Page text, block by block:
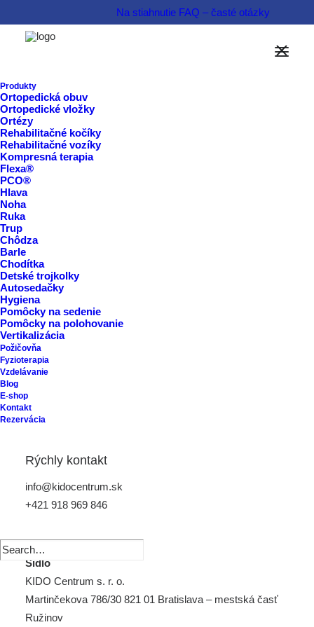
Na stiahnutie FAQ – časté otázky
Produkty
Ortopedická obuv
Ortopedické vložky
Ortézy
Rehabilitačné kočíky
Rehabilitačné vozíky
Kompresná terapia
Flexa®
PCO®
Hlava
Noha
Ruka
Trup
Chôdza
Barle
Chodítka
Detské trojkolky
Autosedačky
Hygiena
Pomôcky na sedenie
Pomôcky na polohovanie
Vertikalizácia
Požičovňa
Fyzioterapia
Vzdelávanie
Blog
E-shop
Kontakt
Rezervácia
Rýchly kontakt
info@kidocentrum.sk
+421 918 969 846
Fakturačné údaje
VIVENT s. r. o.
DIČ:
IČ DPH:
15.1.2017
Sídlo
VIVENT s. r. o.
Martinčekova 30 821 01 Bratislava
piatok 14. septembra 2007
DIČ:2121134103
Sídlo
KIDO Centrum s. r. o.
Martinčekova 786/30 821 01 Bratislava – mestská časť
Ružinov